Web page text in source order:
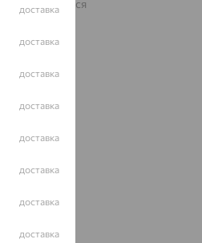
применяются
доставка
доставка
доставка
доставка
доставка
доставка
доставка
доставка